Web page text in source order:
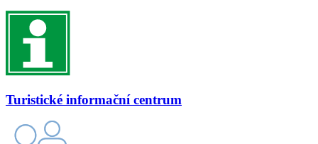
Turistické informační centrum